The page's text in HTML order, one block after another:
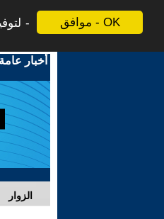
موافق - OK
أخبار عامة
الزوار